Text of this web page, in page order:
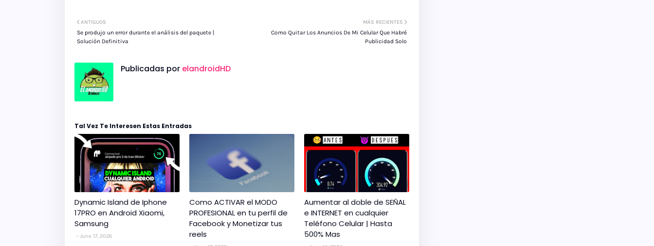
MÁS RECIENTES
Como Quitar Los Anuncios De Mi Celular Que Habré
Publicidad Solo
ANTIGUOS
Se produjo un error durante el análisis del paquete |
Solución Definitiva
Publicadas por elandroidHD
Tal Vez Te Interesen Estas Entradas
Dynamic Island de Iphone
17PRO en Android Xiaomi,
Samsung
June 17, 2026
Como ACTIVAR el MODO
PROFESIONAL en tu perfil de
Facebook y Monetizar tus
reels
Aumentar al doble de SEÑAL
e INTERNET en cualquier
Teléfono Celular | Hasta
500% Mas